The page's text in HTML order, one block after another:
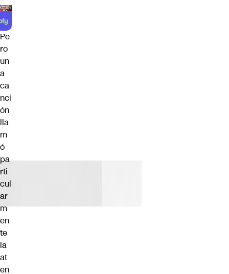
Pe
ro
un
a
ca
nci
ón
lla
m
ó
pa
rti
cul
ar
m
en
te
la
at
en